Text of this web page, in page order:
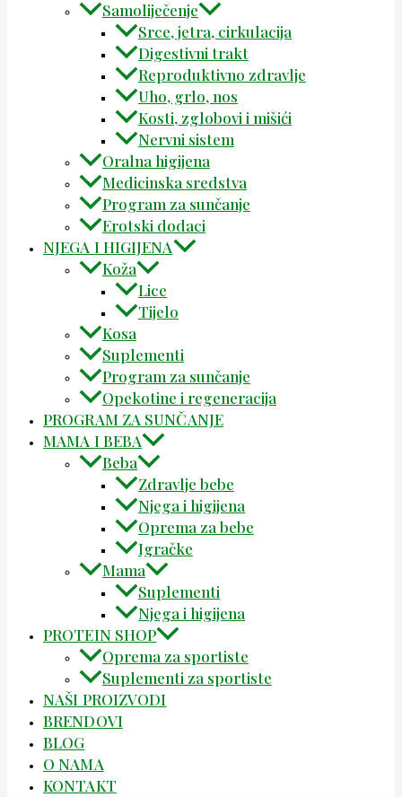
Samoliječenje
Srce, jetra, cirkulacija
Digestivni trakt
Reproduktivno zdravlje
Uho, grlo, nos
Kosti, zglobovi i mišići
Nervni sistem
Oralna higijena
Medicinska sredstva
Program za sunčanje
Erotski dodaci
NJEGA I HIGIJENA
Koža
Lice
Tijelo
Kosa
Suplementi
Program za sunčanje
Opekotine i regeneracija
PROGRAM ZA SUNČANJE
MAMA I BEBA
Beba
Zdravlje bebe
Njega i higijena
Oprema za bebe
Igračke
Mama
Suplementi
Njega i higijena
PROTEIN SHOP
Oprema za sportiste
Suplementi za sportiste
NAŠI PROIZVODI
BRENDOVI
BLOG
O NAMA
KONTAKT